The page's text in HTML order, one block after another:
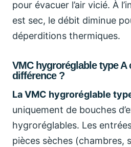
pour évacuer l’air vicié. À
est sec, le débit diminue
déperditions thermiques.
VMC hygroréglable type A
différence ?
La VMC hygroréglable
uniquement de bouches
hygroréglables. Les
pièces sèches (chambres,